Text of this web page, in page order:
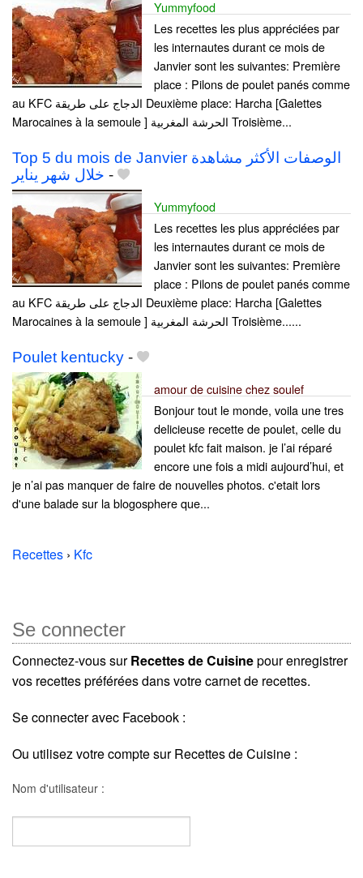
Yummyfood
Les recettes les plus appréciées par
les internautes durant ce mois de
Janvier sont les suivantes: Première
place : Pilons de poulet panés comme
au KFC الدجاج على طريقة Deuxième place: Harcha [Galettes
Marocaines à la semoule ] الحرشة المغربية Troisième...
Top 5 du mois de Janvier الوصفات الأكثر مشاهدة
خلال شهر يناير -
Yummyfood
Les recettes les plus appréciées par
les internautes durant ce mois de
Janvier sont les suivantes: Première
place : Pilons de poulet panés comme
au KFC الدجاج على طريقة Deuxième place: Harcha [Galettes
Marocaines à la semoule ] الحرشة المغربية Troisième......
Poulet kentucky -
amour de cuisine chez soulef
Bonjour tout le monde, voila une tres
delicieuse recette de poulet, celle du
poulet kfc fait maison. je l’ai réparé
encore une fois a midi aujourd’hui, et
je n’ai pas manquer de faire de nouvelles photos. c'etait lors
d'une balade sur la blogosphere que...
Recettes › Kfc
Se connecter
Connectez-vous surRecettes de Cuisinepour enregistrer
vos recettes préférées dans votre carnet de recettes.
Se connecter avec Facebook :
Ou utilisez votre compte sur Recettes de Cuisine :
Nom d'utilisateur :